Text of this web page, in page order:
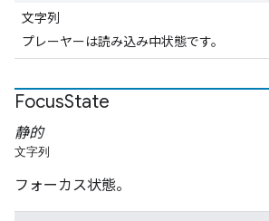
文字列
プレーヤーは読み込み中状態です。
FocusState
静的
文字列
フォーカス状態。